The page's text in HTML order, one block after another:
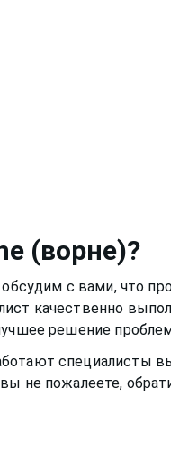
(ворне)?
с вами, что
качественно
решение
специалисты
не пожалеете,